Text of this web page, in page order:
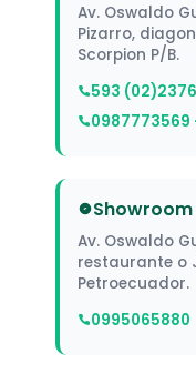
Av. Oswaldo
Pizarro,
Scorpion P/B.
593
Showroom
Av. Oswaldo
restaurante o
Petroecuador.
0995065880